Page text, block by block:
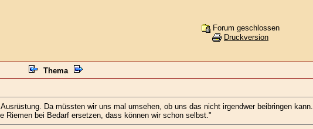
Forum geschlossen
Druckversion
Thema
Da müssten wir uns mal umsehen, ob uns das nicht irgendwer beibringen kann.
Riemen bei Bedarf ersetzen, dass können wir schon selbst."